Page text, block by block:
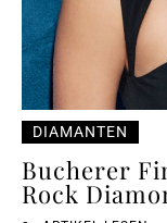
DIAMANTEN
Bucherer
Rock